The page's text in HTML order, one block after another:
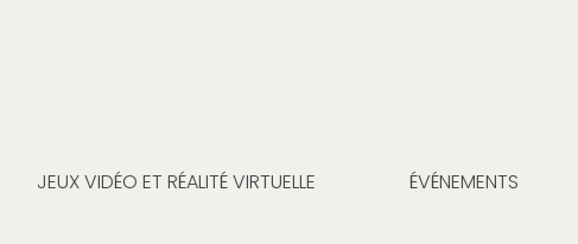
JEUX VIDÉO ET RÉALITÉ VIRTUELLE ÉVÉNEMENTS